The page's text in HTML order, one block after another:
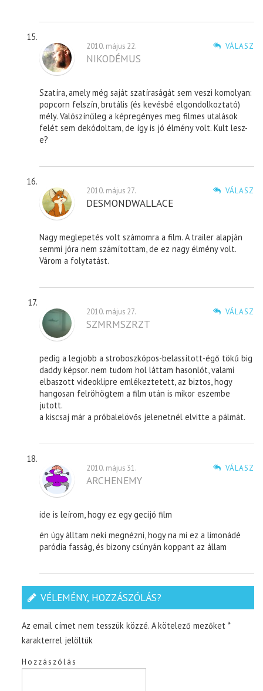
VÁLASZ
2010. május 22.
NIKODÉMUS
Szatíra, amely még saját szatíraságát sem veszi komolyan:
popcorn felszín, brutális (és kevésbé elgondolkoztató)
mély. Valószínűleg a képregényes meg filmes utalások
felét sem dekódoltam, de így is jó élmény volt. Kult lesz-
e?
VÁLASZ
2010. május 27.
DESMONDWALLACE
Nagy meglepetés volt számomra a film. A trailer alapján
semmi jóra nem számítottam, de ez nagy élmény volt.
Várom a folytatást.
VÁLASZ
2010. május 27.
SZMRMSZRZT
pedig a legjobb a stroboszkópos-belassított-égő tökű big
daddy képsor. nem tudom hol láttam hasonlót, valami
elbaszott videoklipre emlékeztetett, az biztos, hogy
hangosan felröhögtem a film után is mikor eszembe
jutott.
a kiscsaj már a próbalelövős jelenetnél elvitte a pálmát.
VÁLASZ
2010. május 31.
ARCHENEMY
ide is leírom, hogy ez egy gecijó film
én úgy álltam neki megnézni, hogy na mi ez a limonádé
paródia fasság, és bizony csúnyán koppant az állam
VÉLEMÉNY, HOZZÁSZÓLÁS?
Az email címet nem tesszük közzé. A kötelező mezőket*
karakterrel jelöltük
Hozzászólás